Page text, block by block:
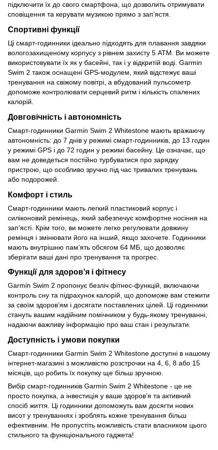
підключити їх до свого смартфона, що дозволить отримувати
сповіщення та керувати музикою прямо з зап’ястя.
Спортивні функції
Ці смарт-годинники ідеально підходять для плавання завдяки
вологозахищеному корпусу з рівнем захисту 5 ATM. Ви можете
використовувати їх як у басейні, так і у відкритій воді. Garmin
Swim 2 також оснащені GPS-модулем, який відстежує ваші
тренування на свіжому повітрі, а вбудований пульсометр
допоможе контролювати серцевий ритм і кількість спалених
калорій.
Довговічність і автономність
Смарт-годинники Garmin Swim 2 Whitestone мають вражаючу
автономність: до 7 днів у режимі смарт-годинників, до 13 годин
у режимі GPS і до 72 годин у режимі басейну. Це означає, що
вам не доведеться постійно турбуватися про зарядку
пристрою, що особливо зручно під час тривалих тренувань
або подорожей.
Комфорт і стиль
Смарт-годинники мають легкий пластиковий корпус і
силіконовий ремінець, який забезпечує комфортне носіння на
зап’ясті. Крім того, ви можете легко регулювати довжину
ремінця і змінювати його на інший, якщо захочете. Годинники
мають внутрішню пам’ять обсягом 64 МБ, що дозволяє
зберігати ваші дані про тренування та прогрес.
Функції для здоров’я і фітнесу
Garmin Swim 2 пропонує безліч фітнес-функцій, включаючи
контроль сну та підрахунок калорій, що допоможе вам стежити
за своїм здоров’ям і досягати поставлених цілей. Ці годинники
стануть вашим надійним помічником у будь-якому тренуванні,
надаючи важливу інформацію про ваш стан і результати.
Доступність і умови покупки
Смарт-годинники Garmin Swim 2 Whitestone доступні в нашому
інтернет-магазині з можливістю розстрочки на 4, 6, 8 або 15
місяців, що робить їх покупку ще більш зручною.
Вибір смарт-годинників Garmin Swim 2 Whitestone - це не
просто покупка, а інвестиція у ваше здоров’я та активний
спосіб життя. Ці годинники допоможуть вам досягти нових
висот у тренуваннях і зроблять кожне тренування більш
ефективним. Не пропустіть можливість стати власником цього
стильного та функціонального гаджета!